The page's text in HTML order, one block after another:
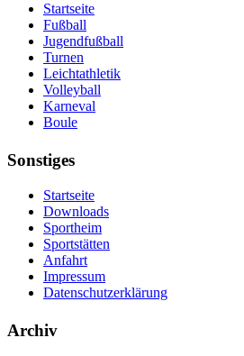
Startseite
Fußball
Jugendfußball
Turnen
Leichtathletik
Volleyball
Karneval
Boule
Sonstiges
Startseite
Downloads
Sportheim
Sportstätten
Anfahrt
Impressum
Datenschutzerklärung
Archiv